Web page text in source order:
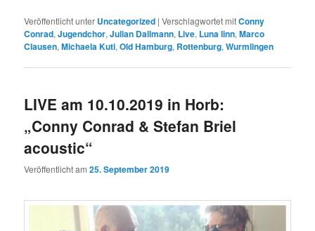
Veröffentlicht unter Uncategorized |Verschlagwortet mitConny
Conrad,Jugendchor,Julian Dallmann, Live, Luna linn,Marco
Clausen,Michaela Kuti,Old Hamburg, Rottenburg,Wurmlingen
LIVE am 10.10.2019 in Horb:
„Conny Conrad & Stefan Briel
acoustic“
Veröffentlicht am25. September 2019